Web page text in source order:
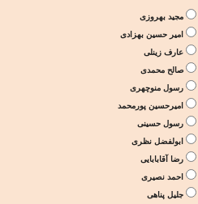
مجید بهروزی
امیر حسین بهزادی
عارف زینلی
صالح محمدی
رسول منوچهری
امیرحسین پورمحمد
رسول حسینی
ابولفضل نظری
رضا آقابابایی
احمد نصیری
جلیل پناهی